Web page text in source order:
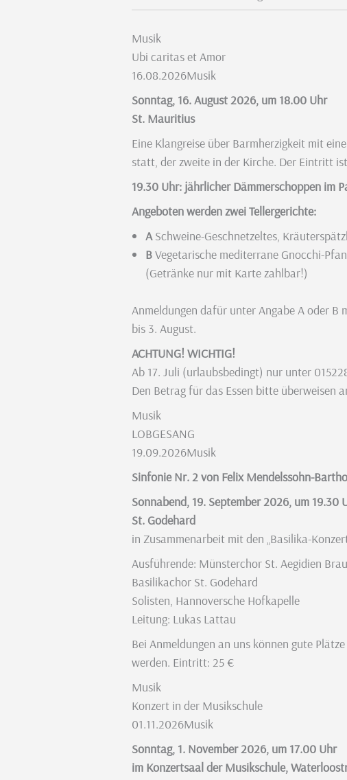
Musik
Ubi caritas et Amor
16.08.2026Musik
Sonntag, 16. August 2026, um 18.00 Uhr
St. Mauritius
Eine Klangreise über Barmherzigkeit mit
statt, der zweite in der Kirche. Der Eintritt
19.30 Uhr: jährlicher Dämmerschoppen im
Angeboten werden zwei Tellergerichte:
ASchweine-Geschnetzeltes,
BVegetarische mediterrane Gnocchi-
(Getränke nur mit Karte zahlbar!)
Anmeldungen dafür unter Angabe A oder
bis 3. August.
ACHTUNG! WICHTIG!
Ab 17. Juli (urlaubsbedingt) nur unter
Den Betrag für das Essen bitte überweisen
Musik
LOBGESANG
19.09.2026Musik
Sinfonie Nr. 2 von Felix Mendelssohn-
Sonnabend, 19. September 2026, um 19.30
St. Godehard
in Zusammenarbeit mit den „Basilika-
Ausführende: Münsterchor St. Aegidien
Basilikachor St. Godehard
Solisten, Hannoversche Hofkapelle
Leitung: Lukas Lattau
Bei Anmeldungen an uns können gute
werden. Eintritt: 25 €
Musik
Konzert in der Musikschule
01.11.2026Musik
Sonntag, 1. November 2026, um 17.00 Uhr
im Konzertsaal der Musikschule,